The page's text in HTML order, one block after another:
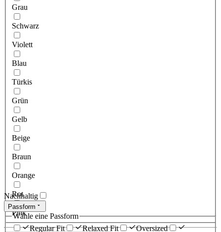
Grau
Schwarz
Violett
Blau
Türkis
Grün
Gelb
Beige
Braun
Orange
Rot
Pink
Nachhaltig
Passform
Wähle eine Passform
Regular Fit
Relaxed Fit
Oversized